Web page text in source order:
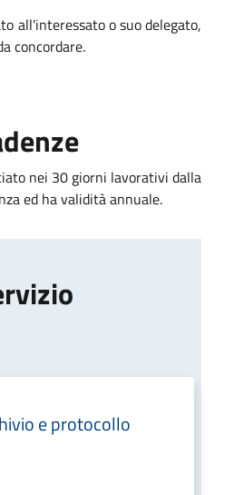
all'interessato o suo delegato,
concordare.
nei 30 giorni lavorativi dalla
ed ha validità annuale.
e protocollo